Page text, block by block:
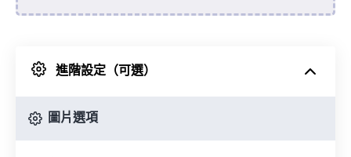
來自 Google 雲端硬碟
進階設定（可選）
圖片選項